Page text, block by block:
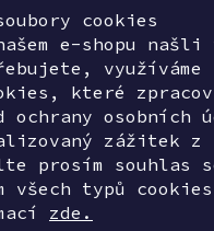
cookies
e-shopu našli
využíváme
které
ochrany osobních
zážitek z
prosím souhlas
všech typů
zde.